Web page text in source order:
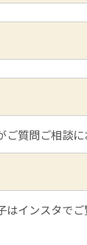
ご質問ご相談
はインスタで